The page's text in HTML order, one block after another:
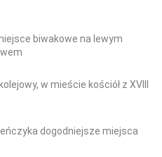
biwakowe na lewym
w mieście kościół z XVIII
dogodniejsze miejsca